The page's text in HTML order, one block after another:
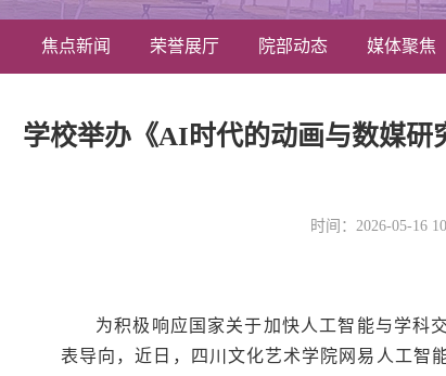
焦点新闻 荣誉展厅 院部动态 媒体聚焦
学校举办《AI时代的动画与数媒研
时间：2026-05-16
为积极响应国家关于加快人工智能与学科
表导向，近日，四川文化艺术学院网易人工智